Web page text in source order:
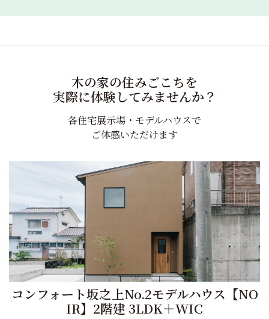
木の家の住みごこちを
実際に体験してみませんか？
各住宅展示場・モデルハウスで
ご体感いただけます
コンフォート坂之上No.2モデルハウス【NO
IR】2階建 3LDK＋WIC